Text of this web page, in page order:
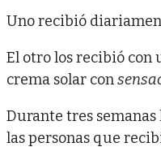
Uno recibió
El otro los recibió con
crema solar con
Durante tres
las personas que